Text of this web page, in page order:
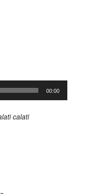
00:00
calati